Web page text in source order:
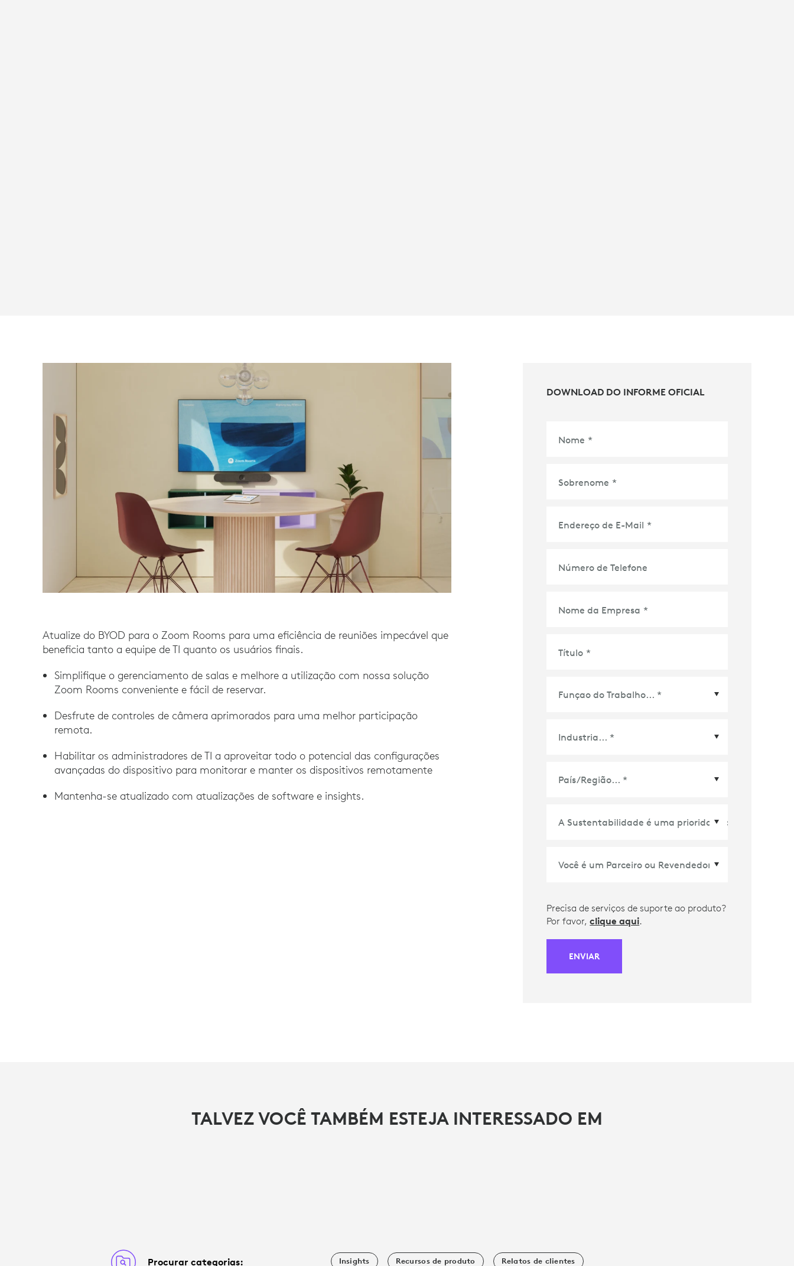
Atualize do BYOD para o Zoom Rooms para uma eficiência de reuniões impecável que
beneficia tanto a equipe de TI quanto os usuários finais.
Simplifique o gerenciamento de salas e melhore a utilização com nossa solução
Zoom Rooms conveniente e fácil de reservar.
Desfrute de controles de câmera aprimorados para uma melhor participação
remota.
Habilitar os administradores de TI a aproveitar todo o potencial das configurações
avançadas do dispositivo para monitorar e manter os dispositivos remotamente
Mantenha-se atualizado com atualizações de software e insights.
DOWNLOAD DO INFORME OFICIAL
Nome *
Sobrenome *
Endereço de E-Mail *
Número de Telefone
Nome da Empresa *
Título *
País/Região *
Precisa de serviços de suporte ao produto?
Por favor,clique aqui.
ENVIAR
TALVEZ VOCÊ TAMBÉM ESTEJA INTERESSADO EM
Procurar categorias: Insights Recursos de produto Relatos de clientes